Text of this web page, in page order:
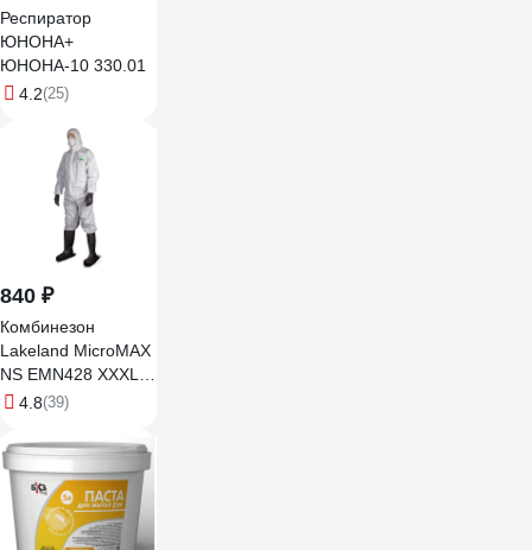
Респиратор
ЮНОНА+
ЮНОНА-10 330.01
4.2(25)
840 ₽
Комбинезон
Lakeland MicroMAX
NS EMN428 ХХXL
Одо 026/ХХXL
4.8(39)